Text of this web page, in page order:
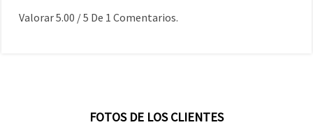
Valorar5.00 /5 De 1 Comentarios.
FOTOS DE LOS CLIENTES